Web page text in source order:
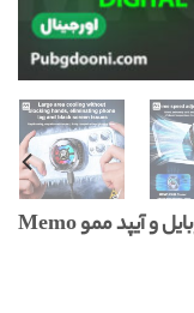
فن خنک کننده رادیاتوری مگنتی گوشی موبایل و آیپد ممو Memo